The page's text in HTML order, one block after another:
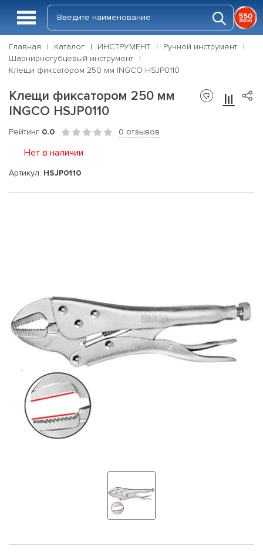
Главная Каталог ИНСТРУМЕНТ
Ручной инструмент
Шарнирногубцевый инструмент
Клещи фиксатором 250 мм INGCO HSJP0110
Клещи фиксатором 250 мм
INGCO HSJP0110
Рейтинг 0.0 0 отзывов
Нет в наличии
Артикул: HSJP0110